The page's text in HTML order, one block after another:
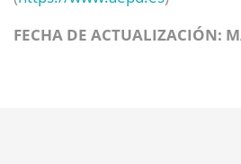
FECHA DE ACTUALIZACIÓN: